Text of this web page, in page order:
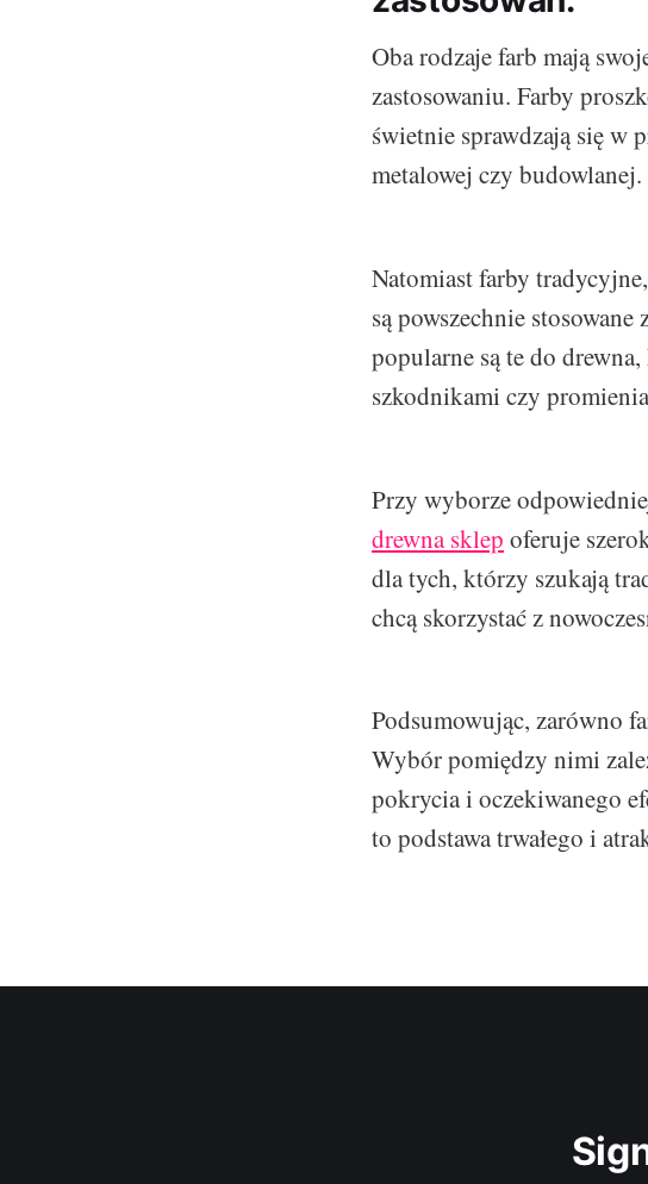
Oba rodzaje farb mają
zastosowaniu. Farby
świetnie sprawdzają się w
metalowej czy budowlanej.
Natomiast farby
są powszechnie
popularne są te do
szkodnikami czy
Przy wyborze
drewna sklep oferuje
dla tych, którzy szukają
chcą skorzystać z
Podsumowując, zarówno
Wybór pomiędzy nimi
pokrycia i oczekiwanego
to podstawa trwałego i